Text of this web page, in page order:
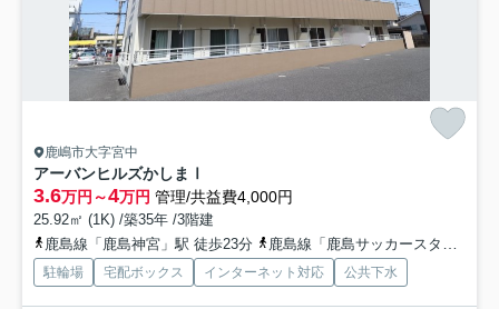
鹿嶋市大字宮中
アーバンヒルズかしまⅠ
3.6万円～4万円 管理/共益費4,000円
25.92㎡ (1K) /築35年 /3階建
鹿島線「鹿島神宮」駅 徒歩23分
鹿島線「鹿島サッカースタジア」駅 徒歩50分
駐輪場 宅配ボックス インターネット対応 公共下水